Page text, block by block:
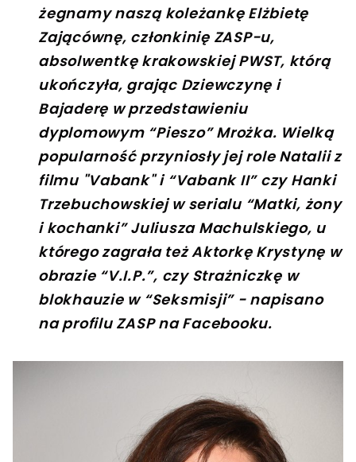
żegnamy naszą koleżankę Elżbietę
Zającównę, członkinię ZASP-u,
absolwentkę krakowskiej PWST, którą
ukończyła, grając Dziewczynę i
Bajaderę w przedstawieniu
dyplomowym “Pieszo” Mrożka. Wielką
popularność przyniosły jej role Natalii z
filmu "Vabank" i “Vabank II” czy Hanki
Trzebuchowskiej w serialu “Matki, żony
i kochanki” Juliusza Machulskiego, u
którego zagrała też Aktorkę Krystynę w
obrazie “V.I.P.”, czy Strażniczkę w
blokhauzie w “Seksmisji” - napisano
na profilu ZASP na Facebooku.